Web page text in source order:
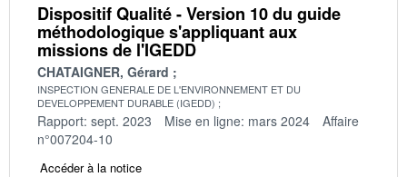
Dispositif Qualité - Version 10 du guide
méthodologique s'appliquant aux
missions de l'IGEDD
CHATAIGNER, Gérard
INSPECTION GENERALE DE L'ENVIRONNEMENT ET DU
DEVELOPPEMENT DURABLE (IGEDD)
Rapport: sept. 2023 Mise en ligne: mars 2024
Affaire
n°007204-10
Accéder à la notice